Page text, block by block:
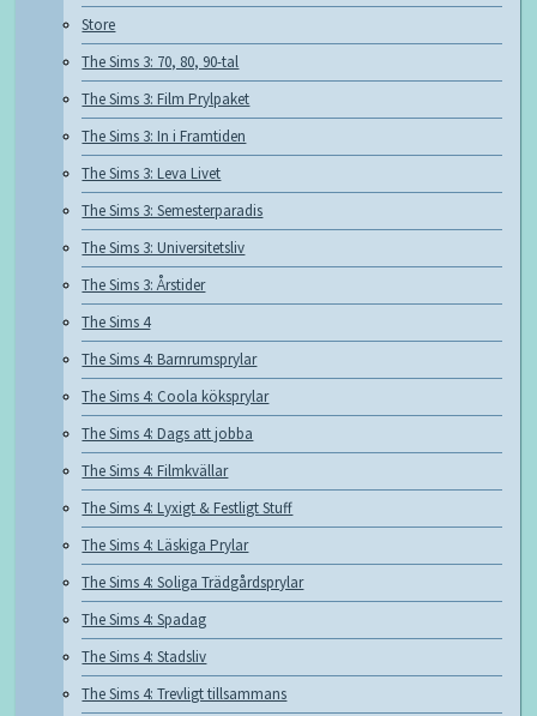
Store
The Sims 3: 70, 80, 90-tal
The Sims 3: Film Prylpaket
The Sims 3: In i Framtiden
The Sims 3: Leva Livet
The Sims 3: Semesterparadis
The Sims 3: Universitetsliv
The Sims 3: Årstider
The Sims 4
The Sims 4: Barnrumsprylar
The Sims 4: Coola köksprylar
The Sims 4: Dags att jobba
The Sims 4: Filmkvällar
The Sims 4: Lyxigt & Festligt Stuff
The Sims 4: Läskiga Prylar
The Sims 4: Soliga Trädgårdsprylar
The Sims 4: Spadag
The Sims 4: Stadsliv
The Sims 4: Trevligt tillsammans